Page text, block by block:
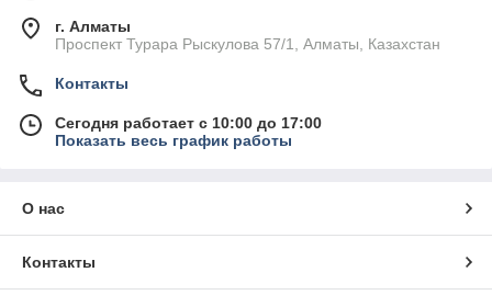
г. Алматы
Проспект Турара Рыскулова 57/1, Алматы, Казахстан
Контакты
Сегодня работает с 10:00 до 17:00
Показать весь график работы
О нас
Контакты